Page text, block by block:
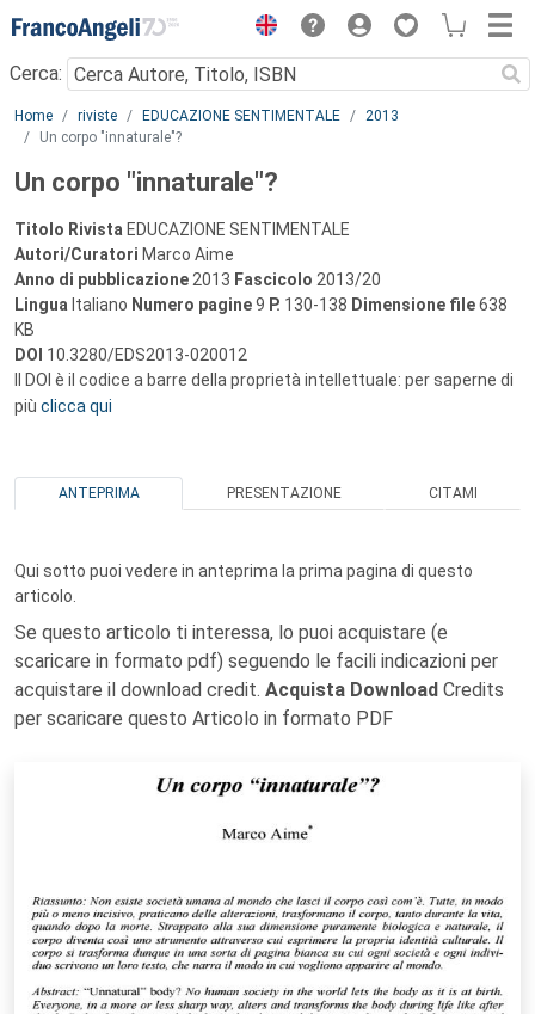
Menu
Cerca:
Main content
Home riviste EDUCAZIONE SENTIMENTALE
2013
Un corpo "innaturale"?
Un corpo "innaturale"?
Titolo Rivista EDUCAZIONE SENTIMENTALE
Autori/Curatori Marco Aime
Anno di pubblicazione 2013 Fascicolo 2013/20
Lingua Italiano Numero pagine9 P. 130-138 Dimensione file638
KB
DOI 10.3280/EDS2013-020012
Il DOI è il codice a barre della proprietà intellettuale: per saperne di
più clicca qui
ANTEPRIMA PRESENTAZIONE CITAMI
Qui sotto puoi vedere in anteprima la prima pagina di questo
articolo.
Se questo articolo ti interessa, lo puoi acquistare (e
scaricare in formato pdf) seguendo le facili indicazioni per
acquistare il download credit. Acquista Download Credits
per scaricare questo Articolo in formato PDF